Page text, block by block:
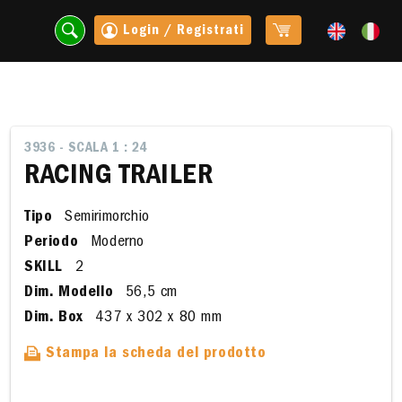
Login / Registrati
3936 - SCALA 1 : 24
RACING TRAILER
Tipo
Semirimorchio
Periodo
Moderno
SKILL
2
Dim. Modello
56,5 cm
Dim. Box
437 x 302 x 80 mm
Stampa la scheda del prodotto